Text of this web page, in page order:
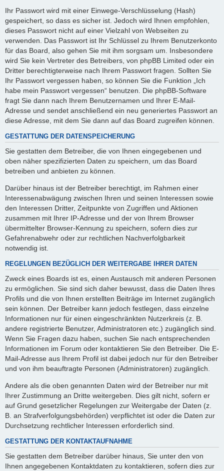
Ihr Passwort wird mit einer Einwege-Verschlüsselung (Hash)
gespeichert, so dass es sicher ist. Jedoch wird Ihnen empfohlen,
dieses Passwort nicht auf einer Vielzahl von Webseiten zu
verwenden. Das Passwort ist Ihr Schlüssel zu Ihrem Benutzerkonto
für das Board, also gehen Sie mit ihm sorgsam um. Insbesondere
wird Sie kein Vertreter des Betreibers, von phpBB Limited oder ein
Dritter berechtigterweise nach Ihrem Passwort fragen. Sollten Sie
Ihr Passwort vergessen haben, so können Sie die Funktion „Ich
habe mein Passwort vergessen“ benutzen. Die phpBB-Software
fragt Sie dann nach Ihrem Benutzernamen und Ihrer E-Mail-
Adresse und sendet anschließend ein neu generiertes Passwort an
diese Adresse, mit dem Sie dann auf das Board zugreifen können.
GESTATTUNG DER DATENSPEICHERUNG
Sie gestatten dem Betreiber, die von Ihnen eingegebenen und
oben näher spezifizierten Daten zu speichern, um das Board
betreiben und anbieten zu können.
Darüber hinaus ist der Betreiber berechtigt, im Rahmen einer
Interessenabwägung zwischen Ihren und seinen Interessen sowie
den Interessen Dritter, Zeitpunkte von Zugriffen und Aktionen
zusammen mit Ihrer IP-Adresse und der von Ihrem Browser
übermittelter Browser-Kennung zu speichern, sofern dies zur
Gefahrenabwehr oder zur rechtlichen Nachverfolgbarkeit
notwendig ist.
REGELUNGEN BEZÜGLICH DER WEITERGABE IHRER DATEN
Zweck eines Boards ist es, einen Austausch mit anderen Personen
zu ermöglichen. Sie sind sich daher bewusst, dass die Daten Ihres
Profils und die von Ihnen erstellten Beiträge im Internet zugänglich
sein können. Der Betreiber kann jedoch festlegen, dass einzelne
Informationen nur für einen eingeschränkten Nutzerkreis (z. B.
andere registrierte Benutzer, Administratoren etc.) zugänglich sind.
Wenn Sie Fragen dazu haben, suchen Sie nach entsprechenden
Informationen im Forum oder kontaktieren Sie den Betreiber. Die E-
Mail-Adresse aus Ihrem Profil ist dabei jedoch nur für den Betreiber
und von ihm beauftragte Personen (Administratoren) zugänglich.
Andere als die oben genannten Daten wird der Betreiber nur mit
Ihrer Zustimmung an Dritte weitergeben. Dies gilt nicht, sofern er
auf Grund gesetzlicher Regelungen zur Weitergabe der Daten (z.
B. an Strafverfolgungsbehörden) verpflichtet ist oder die Daten zur
Durchsetzung rechtlicher Interessen erforderlich sind.
GESTATTUNG DER KONTAKTAUFNAHME
Sie gestatten dem Betreiber darüber hinaus, Sie unter den von
Ihnen angegebenen Kontaktdaten zu kontaktieren, sofern dies zur